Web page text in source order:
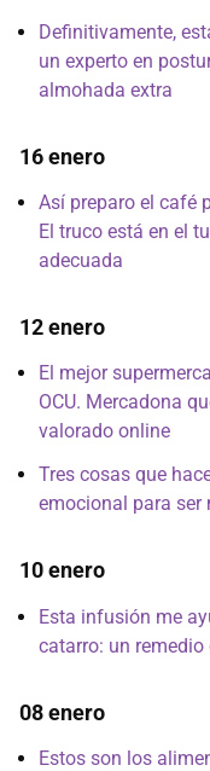
Definitivamente,
un experto en
almohada extra
16 enero
Así preparo el café
El truco está en el
adecuada
12 enero
El mejor
OCU. Mercadona
valorado online
Tres cosas que
emocional para ser
10 enero
Esta infusión me
catarro: un
08 enero
Estos son los